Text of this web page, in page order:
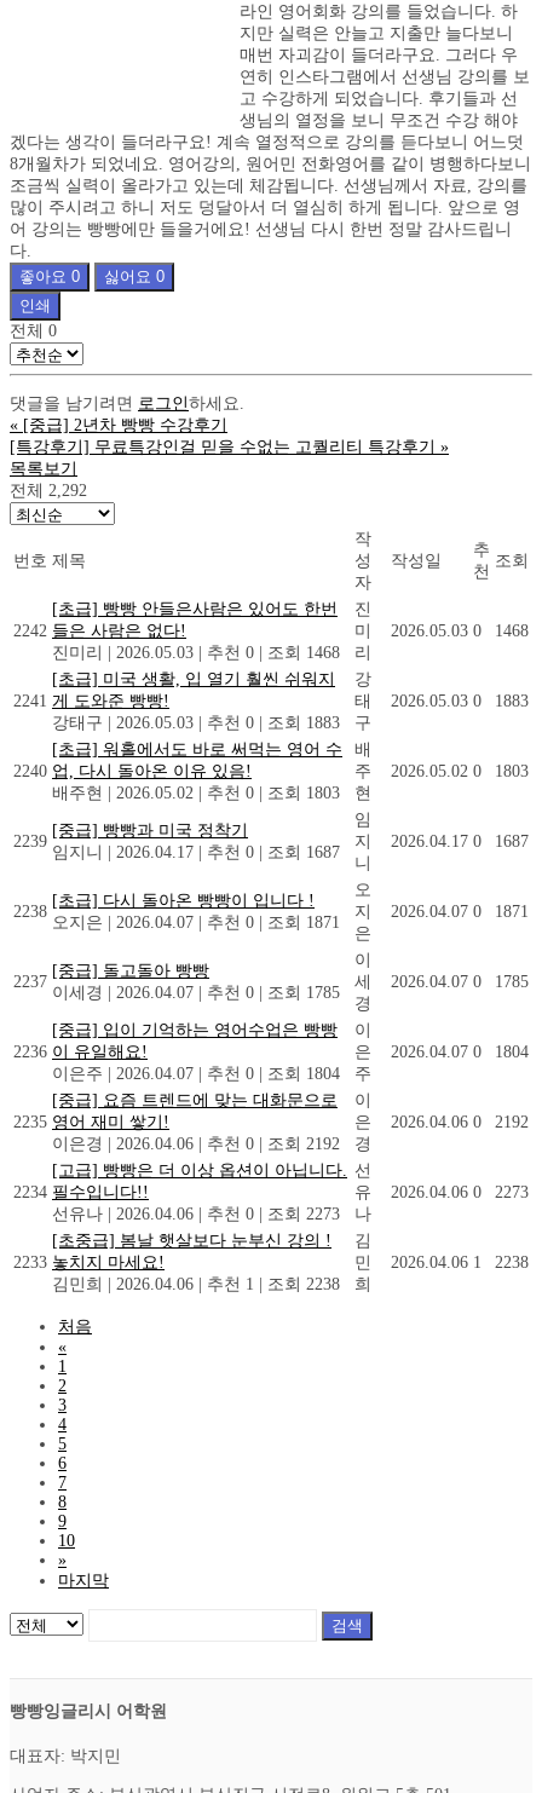
라인 영어회화 강의를 들었습니다. 하
지만 실력은 안늘고 지출만 늘다보니
매번 자괴감이 들더라구요. 그러다 우
연히 인스타그램에서 선생님 강의를 보
고 수강하게 되었습니다. 후기들과 선
생님의 열정을 보니 무조건 수강 해야
겠다는 생각이 들더라구요! 계속 열정적으로 강의를 듣다보니 어느덧
8개월차가 되었네요. 영어강의, 원어민 전화영어를 같이 병행하다보니
조금씩 실력이 올라가고 있는데 체감됩니다. 선생님께서 자료, 강의를
많이 주시려고 하니 저도 덩달아서 더 열심히 하게 됩니다. 앞으로 영
어 강의는 빵빵에만 들을거에요! 선생님 다시 한번 정말 감사드립니
다.
좋아요 0 싫어요 0
인쇄
전체 0
댓글을 남기려면 로그인하세요.
« [중급] 2년차 빵빵 수강후기
[특강후기] 무료특강인걸 믿을 수없는 고퀄리티 특강후기 »
목록보기
전체 2,292
번호 제목
작
성
자
작성일
추
천
조회
2242
[초급] 빵빵 안들은사람은 있어도 한번
들은 사람은 없다!
진미리 | 2026.05.03 | 추천 0 | 조회 1468
진
미
리
2026.05.03 0 1468
2241
[초급] 미국 생활, 입 열기 훨씬 쉬워지
게 도와준 빵빵!
강태구 | 2026.05.03 | 추천 0 | 조회 1883
강
태
구
2026.05.03 0 1883
2240
[초급] 워홀에서도 바로 써먹는 영어 수
업, 다시 돌아온 이유 있음!
배주현 | 2026.05.02 | 추천 0 | 조회 1803
배
주
현
2026.05.02 0 1803
2239
[중급] 빵빵과 미국 정착기
임지니 | 2026.04.17 | 추천 0 | 조회 1687
임
지
니
2026.04.17 0 1687
2238
[초급] 다시 돌아온 빵빵이 입니다 !
오지은 | 2026.04.07 | 추천 0 | 조회 1871
오
지
은
2026.04.07 0 1871
2237
[중급] 돌고돌아 빵빵
이세경 | 2026.04.07 | 추천 0 | 조회 1785
이
세
경
2026.04.07 0 1785
2236
[중급] 입이 기억하는 영어수업은 빵빵
이 유일해요!
이은주 | 2026.04.07 | 추천 0 | 조회 1804
이
은
주
2026.04.07 0 1804
2235
[중급] 요즘 트렌드에 맞는 대화문으로
영어 재미 쌓기!
이은경 | 2026.04.06 | 추천 0 | 조회 2192
이
은
경
2026.04.06 0 2192
2234
[고급] 빵빵은 더 이상 옵션이 아닙니다.
필수입니다!!
선유나 | 2026.04.06 | 추천 0 | 조회 2273
선
유
나
2026.04.06 0 2273
2233
[초중급] 봄날 햇살보다 눈부신 강의 !
놓치지 마세요!
김민희 | 2026.04.06 | 추천 1 | 조회 2238
김
민
희
2026.04.06 1 2238
처음
«
1
2
3
4
5
6
7
8
9
10
»
마지막
검색
빵빵잉글리시 어학원
대표자: 박지민